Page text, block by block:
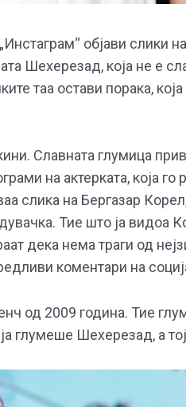
објави слики
Шехерезад, која не е
таа остави порака,
Славната глумица
на актерката, која
слика на Бергазар
Тие што ја видоа
дека нема траги од
коментари на
од 2009 година. Тие
глумеше Шехерезад, а